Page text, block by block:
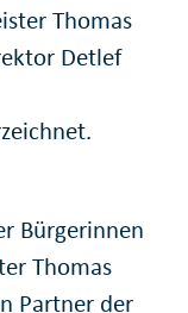
Thomas
Detlef
Bürgerinnen
Thomas
Partner der